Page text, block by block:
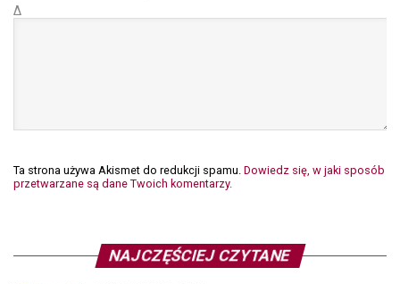
Δ
Ta strona używa Akismet do redukcji spamu. Dowiedz się, w jaki sposób
przetwarzane są dane Twoich komentarzy.
NAJCZĘŚCIEJ CZYTANE